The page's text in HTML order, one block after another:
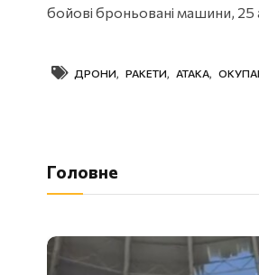
бойові броньовані машини, 25
ДРОНИ РАКЕТИ АТАКА
Головне